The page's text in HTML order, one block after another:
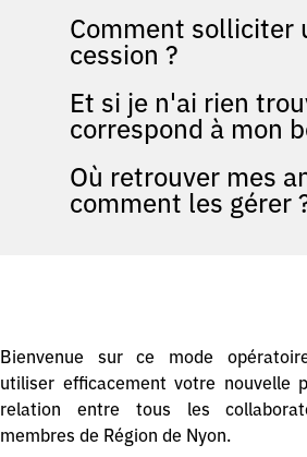
Comment solliciter
cession ?
Et si je n'ai rien
correspond à mon
Où retrouver mes
comment les gérer
Bienvenue sur ce mode
utiliser efficacement votre nouvelle
relation entre tous les
membres de Région de Nyon.